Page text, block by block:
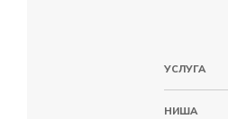
УСЛУГА
НИША